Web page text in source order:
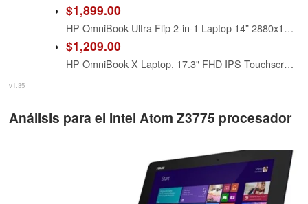
$1,899.00
HP OmniBook Ultra Flip 2-in-1 Laptop 14” 2880x1800 OLED Touchscreen, Intel Core Ultra 7 258V, Intel Arc Graphics, 32GB LPDDR5, 2TB SSD, Backlit KB, Pen, Wi-Fi7, 9MP IR AI Camera, Windows 11 Pro
$1,209.00
HP OmniBook X Laptop, 17.3" FHD IPS Touchscreen, Intel Ultra 7 256V 8-Core, Intel Arc Graphics 140V, 16GB LPDDR5 1TB SSD, Backlit Keyboard, Thunderbolt 4, Wi-Fi 7, 5MP + IR Camera, Win11 Home
v1.35
Análisis para el Intel Atom Z3775 procesador